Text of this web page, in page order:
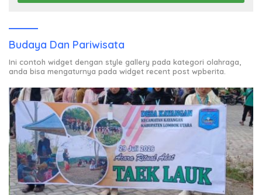
Budaya Dan Pariwisata
Ini contoh widget dengan style gallery pada kategori olahraga,
anda bisa mengaturnya pada widget recent post wpberita.